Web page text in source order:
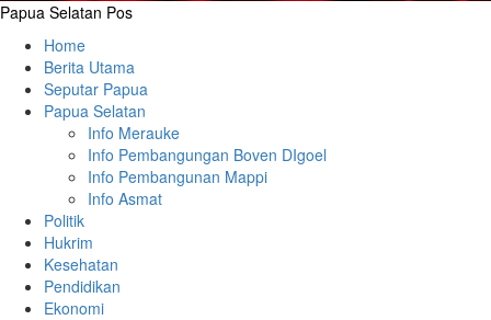
Papua Selatan Pos
Home
Berita Utama
Seputar Papua
Papua Selatan
Info Merauke
Info Pembangungan Boven DIgoel
Info Pembangunan Mappi
Info Asmat
Politik
Hukrim
Kesehatan
Pendidikan
Ekonomi